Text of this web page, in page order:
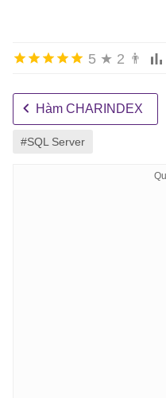
5 ★ 2 👨
Hàm CHARINDEX
#SQL Server